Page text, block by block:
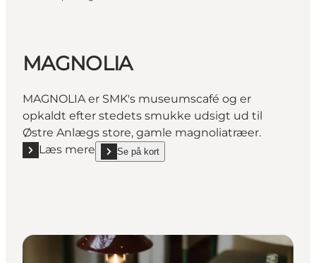
MAGNOLIA
MAGNOLIA er SMK's museumscafé og er
opkaldt efter stedets smukke udsigt ud til
Østre Anlægs store, gamle magnoliatræer.
Læs mere
Læs mere "MAGNOLIA"
Se på kort
show MAGNOLIA on_map